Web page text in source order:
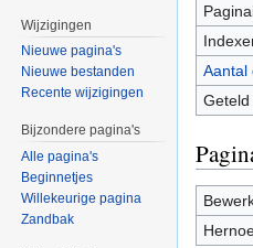
Aantal
Wijzigingen
Nieuwe pagina's
Nieuwe bestanden
Recente wijzigingen
Bijzondere pagina's
Alle pagina's
Beginnetjes
Willekeurige pagina
Zandbak